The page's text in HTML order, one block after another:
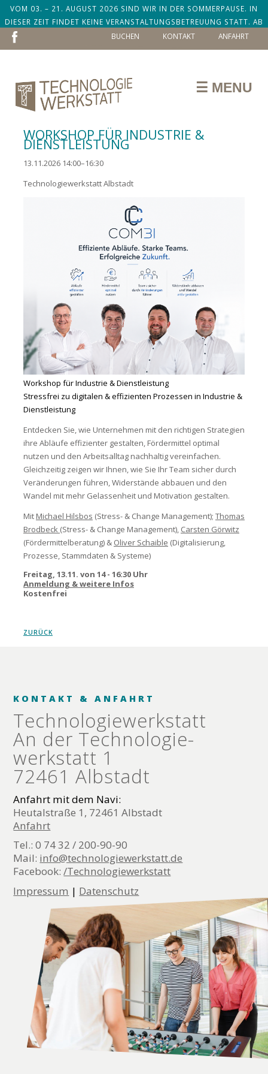
VOM 03. – 21. AUGUST 2026 SIND WIR IN DER SOMMERPAUSE. IN
DIESER ZEIT FINDET KEINE VERANSTALTUNGSBETREUUNG STATT. AB
DEM 24. AUGUST SIND WIR ZURÜCK!
NAVIGATION
ÜBERSPRINGEN
ANFAHRT
KONTAKT
BUCHEN
☰ MENU
WORKSHOP FÜR INDUSTRIE &
DIENSTLEISTUNG
13.11.2026 14:00–16:30
Technologiewerkstatt Albstadt
Workshop für Industrie & Dienstleistung
Stressfrei zu digitalen & effizienten Prozessen in Industrie &
Dienstleistung
Entdecken Sie, wie Unternehmen mit den richtigen Strategien
ihre Abläufe effizienter gestalten, Fördermittel optimal
nutzen und den Arbeitsalltag nachhaltig vereinfachen.
Gleichzeitig zeigen wir Ihnen, wie Sie Ihr Team sicher durch
Veränderungen führen, Widerstände abbauen und den
Wandel mit mehr Gelassenheit und Motivation gestalten.
Mit Michael Hilsbos (Stress- & Change Management); Thomas
Brodbeck (Stress- & Change Management), Carsten Görwitz
(Fördermittelberatung) & Oliver Schaible (Digitalisierung,
Prozesse, Stammdaten & Systeme)
Freitag, 13.11. von 14 - 16:30 Uhr
Anmeldung & weitere Infos
Kostenfrei
ZURÜCK
KONTAKT & ANFAHRT
Technologie­werkstatt
An der Technologie­
werkstatt 1
72461 Albstadt
Anfahrt mit dem Navi:
Heutalstraße 1, 72461 Albstadt
Anfahrt
Tel.: 0 74 32 / 200-90-90
Mail: info@technologiewerkstatt.de
Facebook:/Technologiewerkstatt
Impressum | Datenschutz